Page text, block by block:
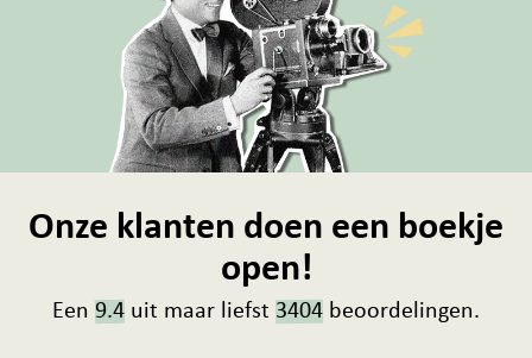
Onze klanten doen een boekje
open!
Een 9.4 uit maar liefst 3404 beoordelingen.